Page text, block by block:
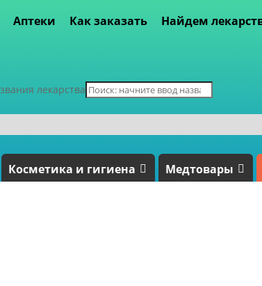
Аптеки Как заказать Найдем
лекарства
Косметика и гигиена Медтовары